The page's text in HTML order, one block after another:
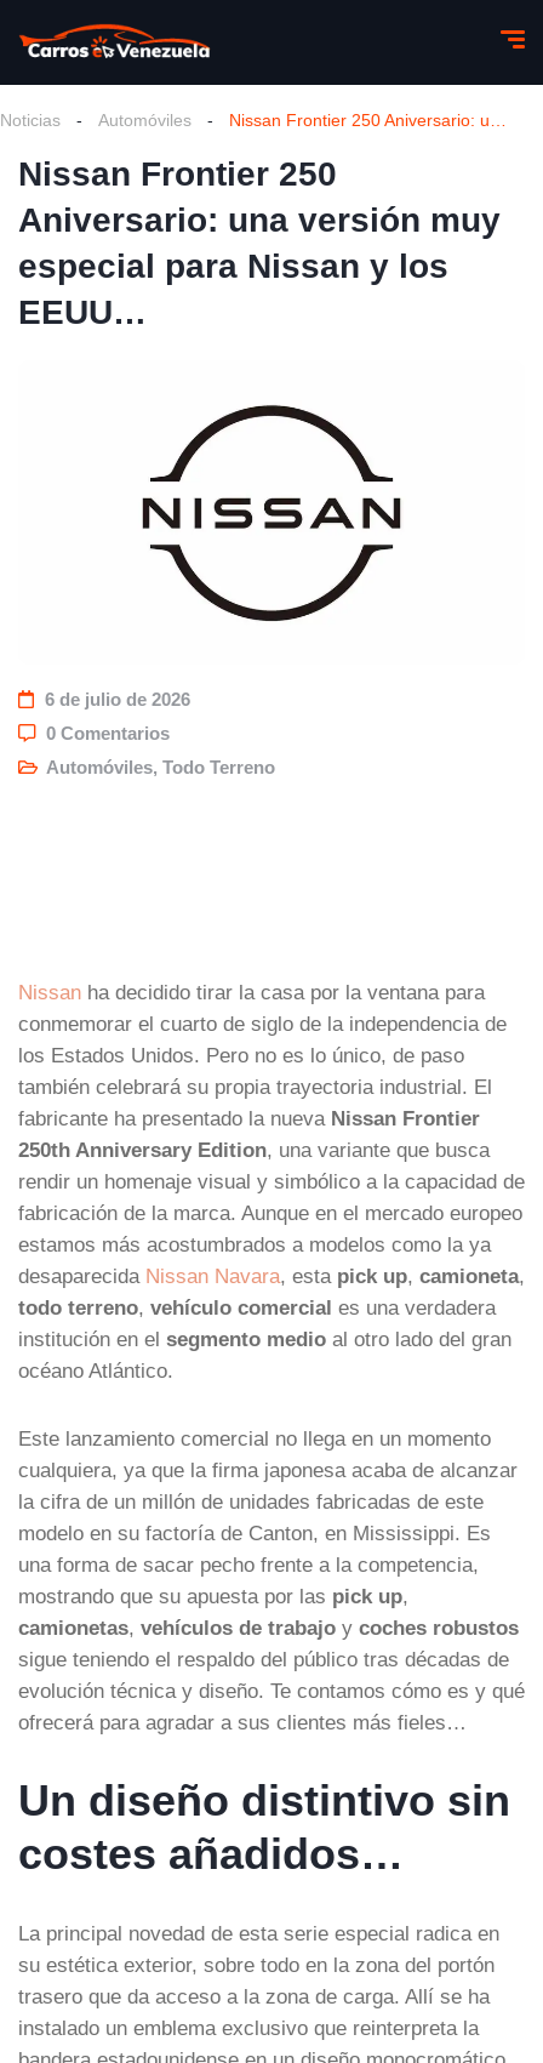
Noticias - Automóviles -
Nissan Frontier 250
Aniversario: una versión muy
especial para Nissan y los
EEUU…
6 de julio de 2026
0 Comentarios
Automóviles, Todo Terreno
Nissan ha decidido tirar la casa por la ventana para
conmemorar el cuarto de siglo de la independencia de
los Estados Unidos. Pero no es lo único, de paso
también celebrará su propia trayectoria industrial. El
fabricante ha presentado la nueva Nissan Frontier
250th Anniversary Edition, una variante que busca
rendir un homenaje visual y simbólico a la capacidad de
fabricación de la marca. Aunque en el mercado europeo
estamos más acostumbrados a modelos como la ya
desaparecida Nissan Navara, esta pick up, camioneta,
todo terreno, vehículo comercial es una verdadera
institución en el segmento medio al otro lado del gran
océano Atlántico.
Este lanzamiento comercial no llega en un momento
cualquiera, ya que la firma japonesa acaba de alcanzar
la cifra de un millón de unidades fabricadas de este
modelo en su factoría de Canton, en Mississippi. Es
una forma de sacar pecho frente a la competencia,
mostrando que su apuesta por las pick up,
camionetas, vehículos de trabajo y coches robustos
sigue teniendo el respaldo del público tras décadas de
evolución técnica y diseño. Te contamos cómo es y qué
ofrecerá para agradar a sus clientes más fieles…
Un diseño distintivo sin
costes añadidos…
La principal novedad de esta serie especial radica en
su estética exterior, sobre todo en la zona del portón
trasero que da acceso a la zona de carga. Allí se ha
instalado un emblema exclusivo que reinterpreta la